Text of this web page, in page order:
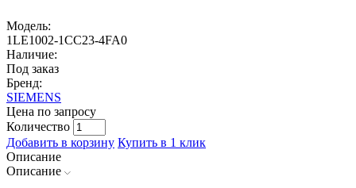
Модель:
1LE1002-1CC23-4FA0
Наличие:
Под заказ
Бренд:
SIEMENS
Цена по запросу
Количество
Добавить в корзину Купить в 1 клик
Описание
Описание